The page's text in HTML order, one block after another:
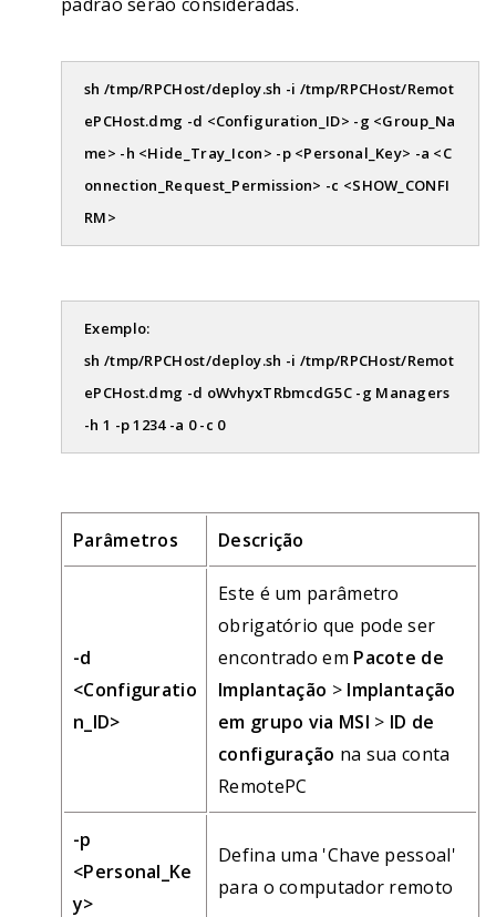
sh /tmp/RPCHost/deploy.sh -i /tmp/RPCHost/Remot
ePCHost.dmg -d <Configuration_ID> -g <Group_Na
me> -h <Hide_Tray_Icon> -p <Personal_Key> -a <C
onnection_Request_Permission> -c <SHOW_CONFI
RM>
Exemplo:
sh /tmp/RPCHost/deploy.sh -i /tmp/RPCHost/Remot
ePCHost.dmg -d oWvhyxTRbmcdG5C -g Managers
-h 1 -p 1234 -a 0 -c 0
Parâmetros Descrição
-d
<Configuratio
n_ID>
Este é um parâmetro
obrigatório que pode ser
encontrado em Pacote de
Implantação > Implantação
em grupo via MSI > ID de
configuração na sua conta
RemotePC
-p
<Personal_Ke
y>
Defina uma 'Chave pessoal'
para o computador remoto